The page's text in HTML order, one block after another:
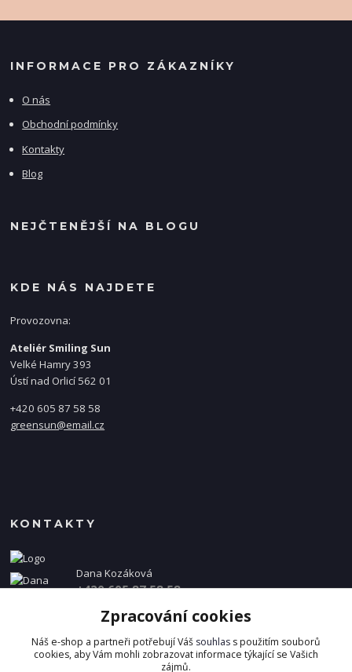
INFORMACE PRO ZÁKAZNÍKY
O nás
Obchodní podmínky
Kontakty
Blog
NEJČTENĚJŠÍ NA BLOGU
KDE NÁS NAJDETE
Provozovna:
Ateliér Smiling Sun
Velké Hamry 393
Ústí nad Orlicí 562 01
+420 605 87 58 58
greensun@email.cz
KONTAKTY
Dana Kozáková
+420 605 87 58 58
info@danakozakova.cz
Zpracování cookies
Náš e-shop a partneři potřebují Váš souhlas s použitím souborů
cookies, aby Vám mohli zobrazovat informace týkající se Vašich
zájmů.